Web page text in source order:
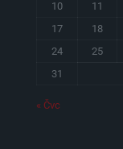
10
11
17
18
24
25
31
« Čvc